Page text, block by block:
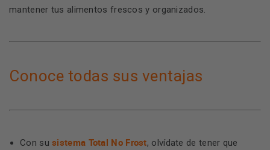
mantener tus alimentos frescos y organizados.
Conoce todas sus ventajas
Con susistema Total No Frost, olvídate de tener que